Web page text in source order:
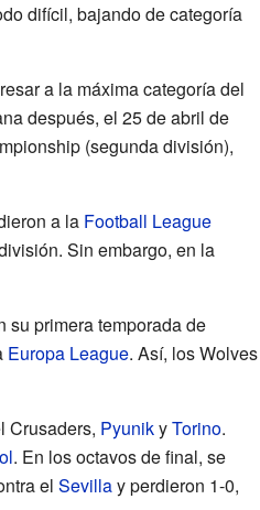
difícil, bajando de categoría
a la máxima categoría del
después, el 25 de abril de
(segunda división),
a la Football League
Sin embargo, en la
su primera temporada de
Europa League. Así, los Wolves
Crusaders, PyunikyTorino.
. En los octavos de final, se
el Sevillay perdieron 1-0,